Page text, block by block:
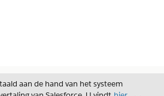
aan de hand van het systeem